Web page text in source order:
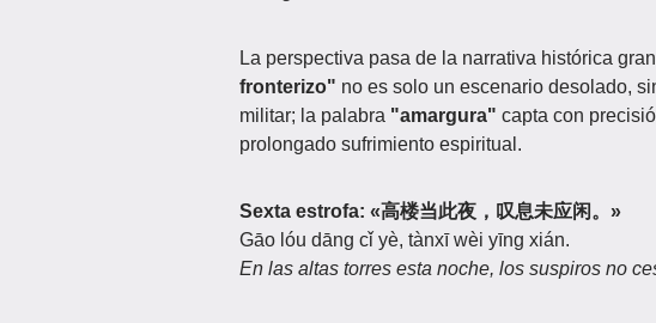
La perspectiva pasa de la narrativa histórica
fronterizo" no es solo un escenario desolado,
militar; la palabra "amargura" capta con
prolongado sufrimiento espiritual.
Sexta estrofa: «高楼当此夜，叹息未应闲。»
Gāo lóu dāng cǐ yè, tànxī wèi yīng xián.
En las altas torres esta noche, los suspiros no